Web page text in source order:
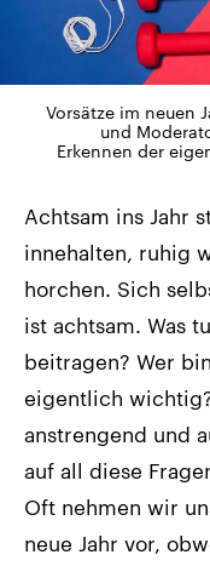
Vorsätze im neuen
und
Erkennen der
Achtsam ins Jahr
innehalten, ruhig
horchen. Sich
ist achtsam. Was
beitragen? Wer
eigentlich
anstrengend und
auf all diese
Oft nehmen wir
neue Jahr vor,